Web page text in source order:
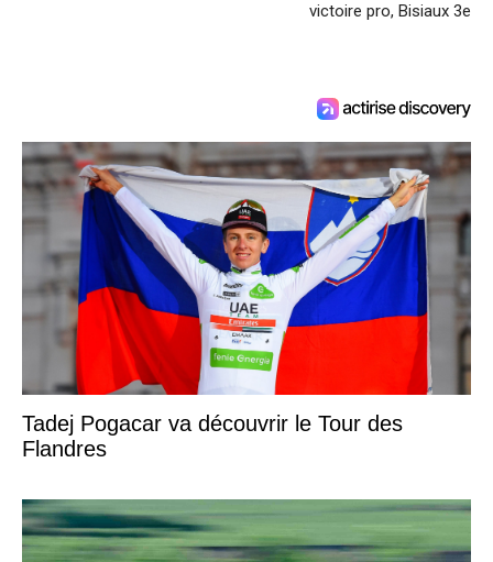
victoire pro, Bisiaux 3e
Tadej Pogacar va découvrir le Tour des
Flandres